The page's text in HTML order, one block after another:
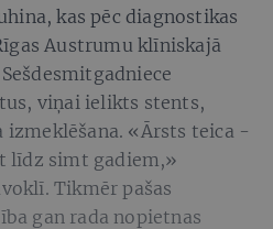
kas pēc diagnostikas
Austrumu klīniskajā
viņai ielikts stents,
izmeklēšana. «Ārsts teica -
līdz simt gadiem,»
Tikmēr pašas
gan rada nopietnas